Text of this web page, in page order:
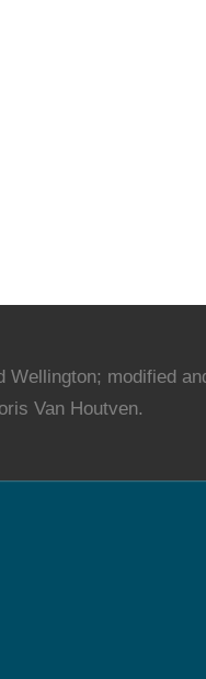
Wellington; modified
Van Houtven.